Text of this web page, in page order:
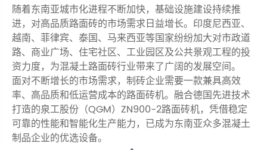
随着东南亚城市化进程不断加快，基础设施建设持续推
进，对高品质路面砖的市场需求日益增长。印度尼西亚、
越南、菲律宾、泰国、马来西亚等国家纷纷加大对市政道
路、商业广场、住宅社区、工业园区及公共景观工程的投
资力度，为混凝土路面砖行业带来了广阔的发展空间。
面对不断增长的市场需求，制砖企业需要一款兼具高效
率、高品质和低运营成本的路面砖机。融合德国先进技术
打造的泉工股份（QGM）ZN900-2路面砖机，凭借稳定
可靠的性能和智能化生产能力，已成为东南亚众多混凝土
制品企业的优选设备。